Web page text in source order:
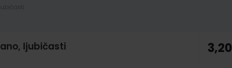
ljubičasti